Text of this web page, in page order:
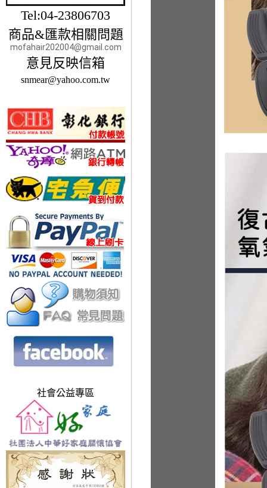
Tel:04-23806703
商品&匯款相關問題
mofahair202004@gmail.com
意見反映信箱
snmear@yahoo.com.tw
社會公益專區